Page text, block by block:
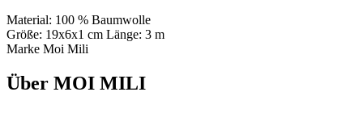
Material: 100 % Baumwolle
Größe: 19x6x1 cm Länge: 3 m
Marke Moi Mili
Über MOI MILI